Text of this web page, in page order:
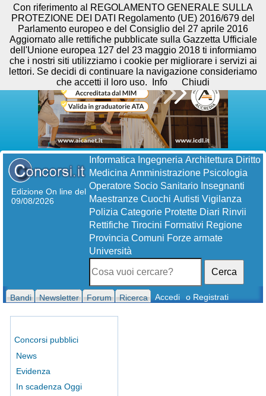
Edizione On line del
09/08/2026
Informatica Ingegneria Architettura Diritto
Medicina Amministrazione Psicologia
Operatore Socio Sanitario Insegnanti
Maestranze Cuochi Autisti Vigilanza
Polizia Categorie Protette Diari Rinvii
Rettifiche Tirocini Formativi Regione
Provincia Comuni Forze armate
Università
Cerca
Bandi Newsletter Forum Ricerca Accedi o Registrati
Concorsi pubblici
News
Evidenza
In scadenza Oggi
Con riferimento al REGOLAMENTO GENERALE SULLA
PROTEZIONE DEI DATI Regolamento (UE) 2016/679 del
Parlamento europeo e del Consiglio del 27 aprile 2016
Aggiornato alle rettifiche pubblicate sulla Gazzetta Ufficiale
dell'Unione europea 127 del 23 maggio 2018 ti informiamo
che i nostri siti utilizziamo i cookie per migliorare i servizi ai
lettori. Se decidi di continuare la navigazione consideriamo
che accetti il loro uso.
Info Chiudi